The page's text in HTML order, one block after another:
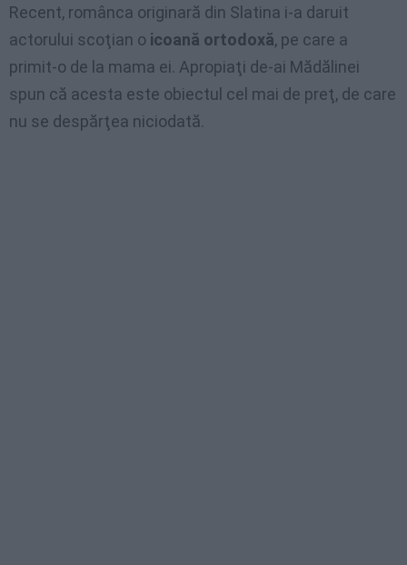
Recent, românca originară din Slatina i-a daruit
actorului scoţian o icoană ortodoxă, pe care a
primit-o de la mama ei. Apropiaţi de-ai Mădălinei
spun că acesta este obiectul cel mai de preţ, de care
nu se despărţea niciodată.